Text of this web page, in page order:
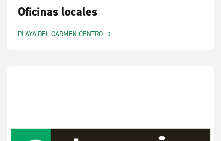
Oficinas locales
PLAYA DEL CARMEN CENTRO